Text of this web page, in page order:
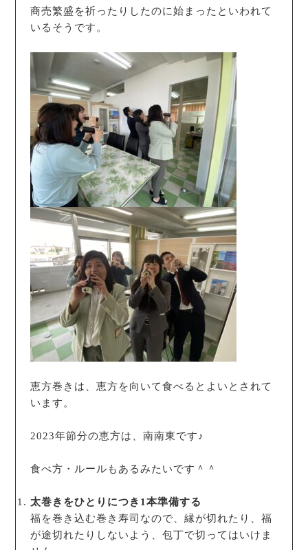
商売繁盛を祈ったりしたのに始まったといわれて
いるそうです。
恵方巻きは、恵方を向いて食べるとよいとされて
います。
2023年節分の恵方は、南南東です♪
食べ方・ルールもあるみたいです＾＾
太巻きをひとりにつき1本準備する
福を巻き込む巻き寿司なので、縁が切れたり、福
が途切れたりしないよう、包丁で切ってはいけま